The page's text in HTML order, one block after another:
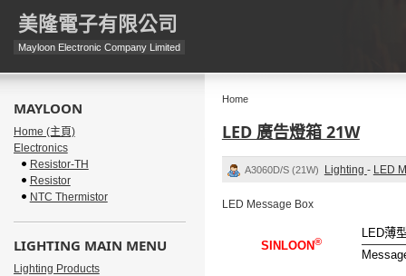
美隆電子有限公司
Mayloon Electronic Company Limited
Home
LED 廣告燈箱 21W
A3060D/S (21W) Lighting - LED
LED Message Box
SINLOON®
LED薄
MAYLOON
Home (主頁)
Electronics
Resistor-TH
Resistor
NTC Thermistor
LIGHTING MAIN MENU
Lighting Products